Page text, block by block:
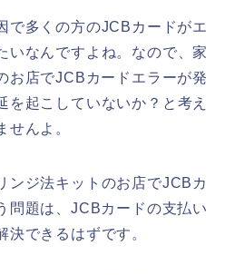
で多くの方のJCBカードがエ
いなんですよね。なので、家
お店でJCBカードエラーが発
を起こしていないか？と考え
せんよ。
ンジ法キットのお店でJCBカ
問題は、JCBカードの支払い
決できるはずです。